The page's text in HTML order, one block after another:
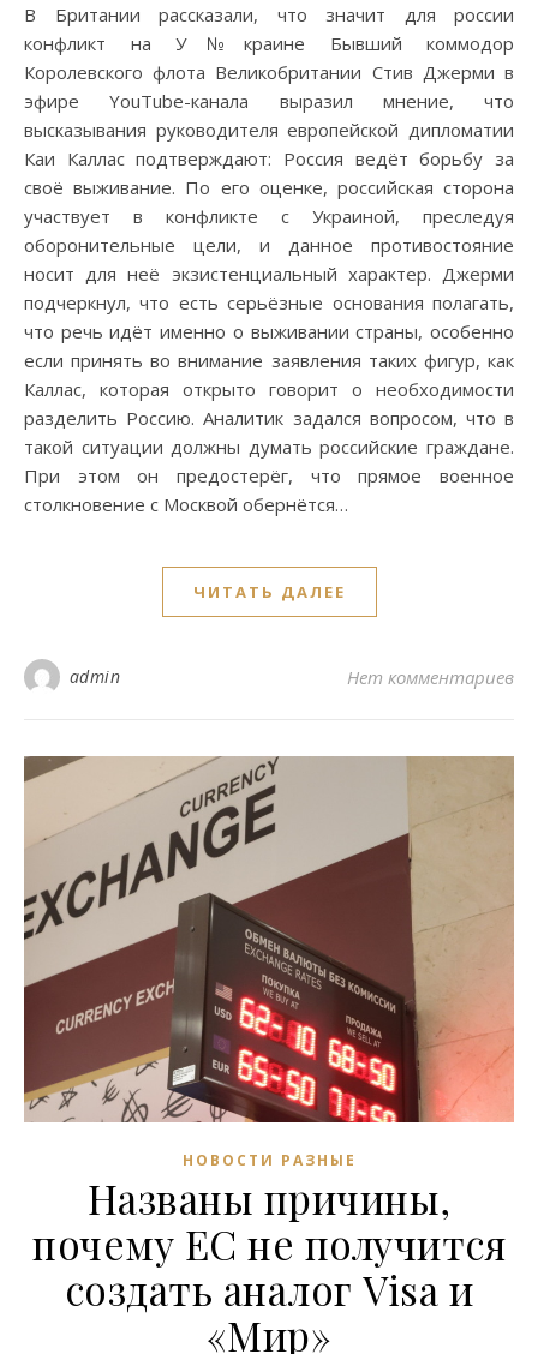
В Британии рассказали, что значит для россии
конфликт на У№краине Бывший коммодор
Королевского флота Великобритании Стив Джерми в
эфире YouTube-канала выразил мнение, что
высказывания руководителя европейской дипломатии
Каи Каллас подтверждают: Россия ведёт борьбу за
своё выживание. По его оценке, российская сторона
участвует в конфликте с Украиной, преследуя
оборонительные цели, и данное противостояние
носит для неё экзистенциальный характер. Джерми
подчеркнул, что есть серьёзные основания полагать,
что речь идёт именно о выживании страны, особенно
если принять во внимание заявления таких фигур, как
Каллас, которая открыто говорит о необходимости
разделить Россию. Аналитик задался вопросом, что в
такой ситуации должны думать российские граждане.
При этом он предостерёг, что прямое военное
столкновение с Москвой обернётся…
ЧИТАТЬ ДАЛЕЕ
admin Нет комментариев
НОВОСТИ РАЗНЫЕ
Названы причины,
почему ЕС не получится
создать аналог Visa и
«Мир»